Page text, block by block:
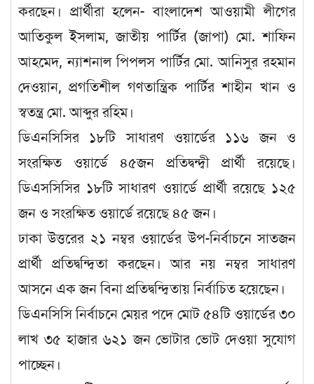
করছেন। প্রার্থীরা হলেন- বাংলাদেশ আওয়ামী লীগের
আতিকুল ইসলাম, জাতীয় পার্টির (জাপা) মো. শাফিন
আহমেদ, ন্যাশনাল পিপলস পার্টির মো. আনিসুর রহমান
দেওয়ান, প্রগতিশীল গণতান্ত্রিক পার্টির শাহীন খান ও
স্বতন্ত্র মো. আব্দুর রহিম।
ডিএনসিসির ১৮টি সাধারণ ওয়ার্ডের ১১৬ জন ও
সংরক্ষিত ওয়ার্ডে ৪৫জন প্রতিদ্বন্দ্বী প্রার্থী রয়েছে।
ডিএসসিসির ১৮টি সাধারণ ওয়ার্ডে প্রার্থী রয়েছে ১২৫
জন ও সংরক্ষিত ওয়ার্ডে রয়েছে ৪৫ জন।
ঢাকা উত্তরের ২১ নম্বর ওয়ার্ডের উপ-নির্বাচনে সাতজন
প্রার্থী প্রতিদ্বন্দ্বিতা করছেন। আর নয় নম্বর সাধারণ
আসনে এক জন বিনা প্রতিদ্বন্দ্বিতায় নির্বাচিত হয়েছেন।
ডিএনসিসি নির্বাচনে মেয়র পদে মোট ৫৪টি ওয়ার্ডের ৩০
লাখ ৩৫ হাজার ৬২১ জন ভোটার ভোট দেওয়া সুযোগ
পাচ্ছেন।